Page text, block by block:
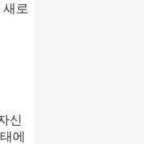
로
신
에